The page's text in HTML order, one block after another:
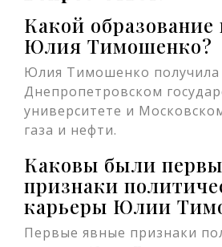
Какой образование
Юлия Тимошенко?
Юлия Тимошенко получила
Днепропетровском
университете и
газа и нефти.
Каковы были
признаки
карьеры Юлии
Первые явные признаки